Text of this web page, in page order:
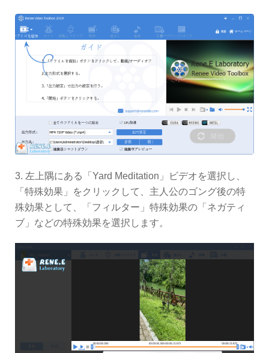
3. 左上隅にある「Yard Meditation」ビデオを選択し、
「特殊効果」をクリックして、主人公のゴング後の特
殊効果として、「フィルター」特殊効果の「ネガティ
ブ」などの特殊効果を選択します。